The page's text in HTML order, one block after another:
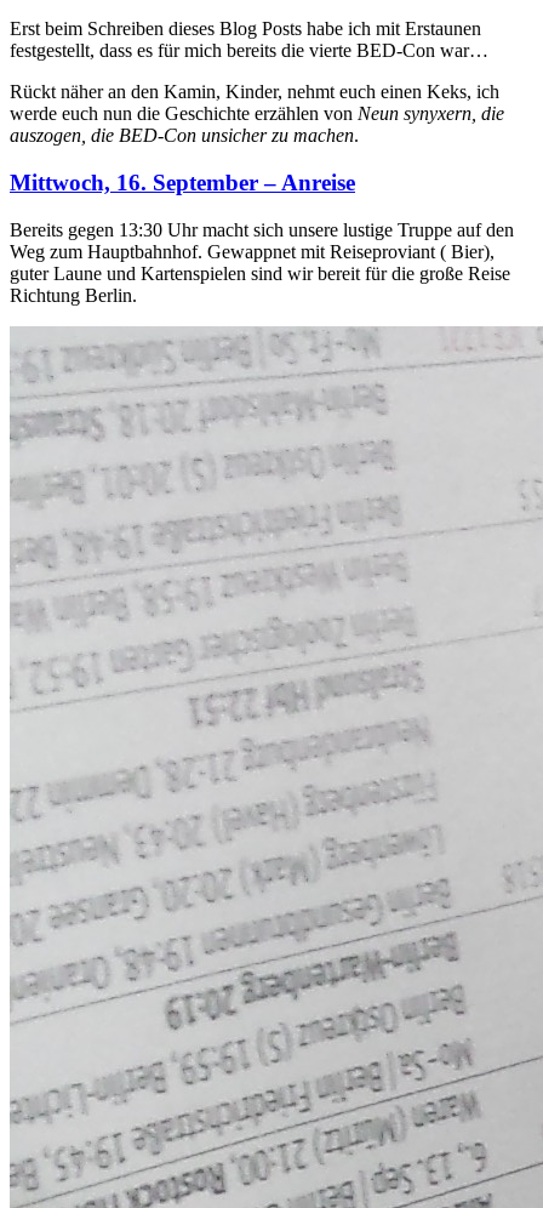
Erst beim Schreiben dieses Blog Posts habe ich mit Erstaunen
festgestellt, dass es für mich bereits die vierte BED-Con war…
Rückt näher an den Kamin, Kinder, nehmt euch einen Keks, ich
werde euch nun die Geschichte erzählen von Neun synyxern, die
auszogen, die BED-Con unsicher zu machen.
Mittwoch, 16. September – Anreise
Bereits gegen 13:30 Uhr macht sich unsere lustige Truppe auf den
Weg zum Hauptbahnhof. Gewappnet mit Reiseproviant ( Bier),
guter Laune und Kartenspielen sind wir bereit für die große Reise
Richtung Berlin.